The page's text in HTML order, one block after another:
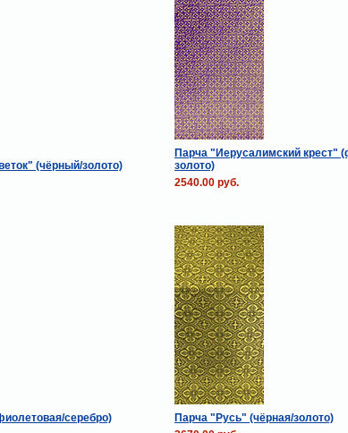
(чёрный/золото)
Парча "Иерусалимский крест"
золото)
2540.00 руб.
серебро) Парча "Русь" (чёрная/золото)